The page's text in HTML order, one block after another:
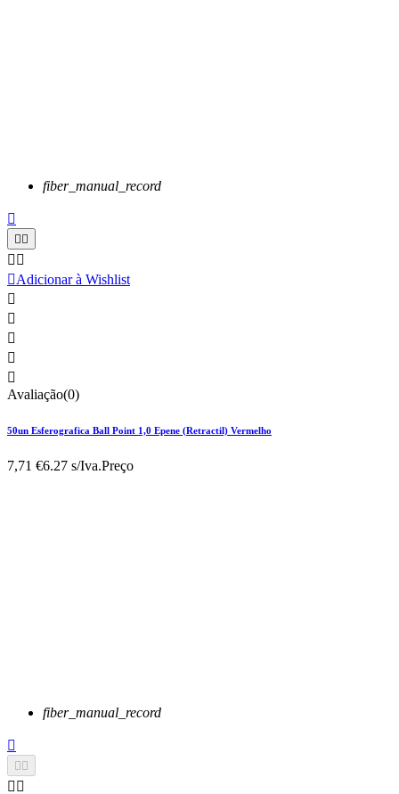
fiber_manual_record

 
 
Adicionar à Wishlist





Avaliação(0)
50un Esferografica Ball Point 1,0 Epene (Retractil) Vermelho
7,71 €6.27 s/Iva.Preço
fiber_manual_record

 
 